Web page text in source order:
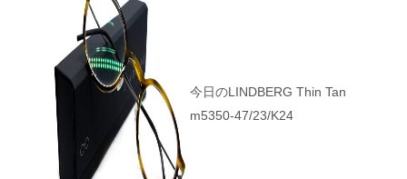
今日のLINDBERG Thin Tan
m5350-47/23/K24